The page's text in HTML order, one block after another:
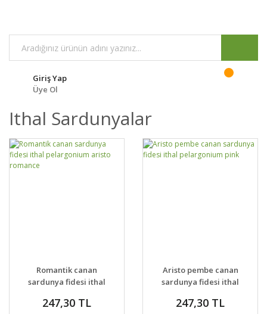
Giriş Yap
Üye Ol
Ithal Sardunyalar
DETAYLAR SEPETE EKLE
Romantik canan
sardunya fidesi ithal
romance
247,30 TL
DETAYLAR SEPETE EKLE
Aristo pembe canan
sardunya fidesi ithal
247,30 TL